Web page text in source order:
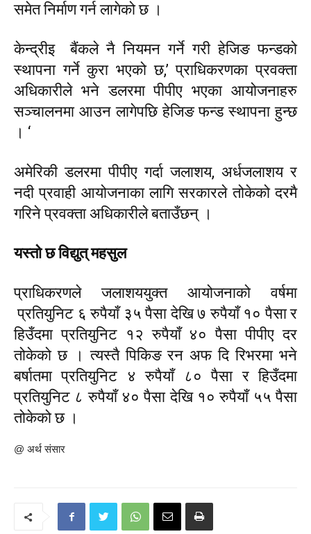
समेत निर्माण गर्न लागेको छ ।
केन्द्रीइ बैंकले नै नियमन गर्ने गरी हेजिङ फन्डको
स्थापना गर्ने कुरा भएको छ,’ प्राधिकरणका प्रवक्ता
अधिकारीले भने डलरमा पीपीए भएका आयोजनाहरु
सञ्चालनमा आउन लागेपछि हेजिङ फन्ड स्थापना हुन्छ
। ‘
अमेरिकी डलरमा पीपीए गर्दा जलाशय, अर्धजलाशय र
नदी प्रवाही आयोजनाका लागि सरकारले तोकेको दरमै
गरिने प्रवक्ता अधिकारीले बताउँछन् ।
यस्तो छ विद्युत् महसुल
प्राधिकरणले जलाशययुक्त आयोजनाको वर्षमा
प्रतियुनिट ६ रुपैयाँ ३५ पैसा देखि ७ रुपैयाँ १० पैसा र
हिउँदमा प्रतियुनिट १२ रुपैयाँ ४० पैसा पीपीए दर
तोकेको छ । त्यस्तै पिकिङ रन अफ दि रिभरमा भने
बर्षातमा प्रतियुनिट ४ रुपैयाँ ८० पैसा र हिउँदमा
प्रतियुनिट ८ रुपैयाँ ४० पैसा देखि १० रुपैयाँ ५५ पैसा
तोकेको छ ।
@ अर्थ संसार